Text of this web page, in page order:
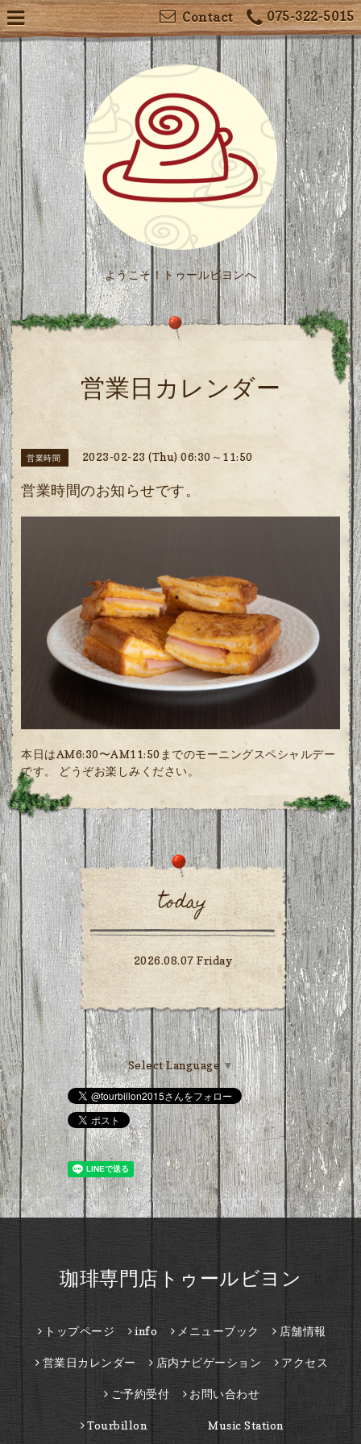
075-322-5015
Contact
ようこそ！トゥールビヨンへ
営業日カレンダー
営業時間 2023-02-23 (Thu) 06:30～11:50
営業時間のお知らせです。
本日はAM6:30〜AM11:50までのモーニングスペシャルデー
です。 どうぞお楽しみください。
today
2026.08.07 Friday
Select Language▼
珈琲専門店トゥールビヨン
トップページ info メニューブック 店舗情報
営業日カレンダー 店内ナビゲーション アクセス
ご予約受付 お問い合わせ
Tourbillon Music Station